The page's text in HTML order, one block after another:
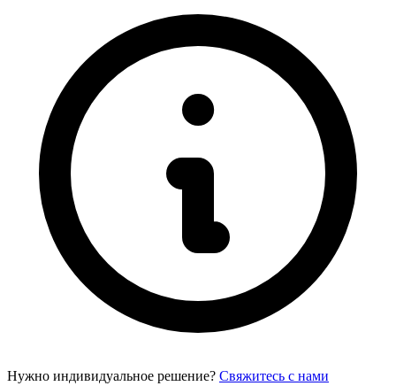
Нужно индивидуальное решение? Свяжитесь с нами